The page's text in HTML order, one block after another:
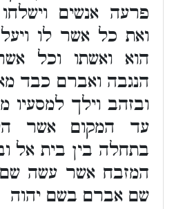
פרעה אנשים
ואת כל אשר לו
הוא ואשתו וכל
הנגבה ואברם כבד
ובזהב וילך למסעיו
עד המקום אשר
בתחלה בין בית אל
המזבח אשר עשה
שם אברם בשם יהוה